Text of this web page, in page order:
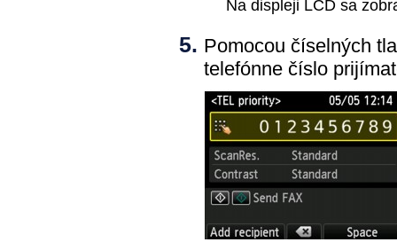
Na displeji LCD sa
Pomocou číselných
telefónne číslo